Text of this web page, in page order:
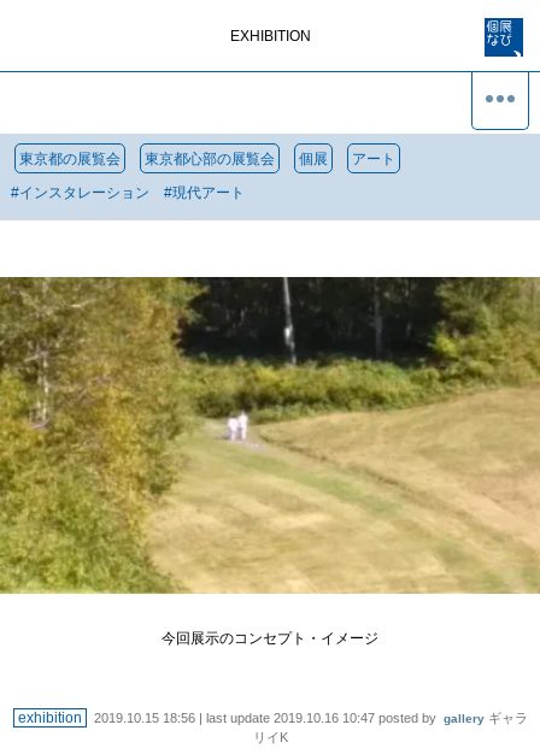
EXHIBITION
東京都の展覧会 東京都心部の展覧会 個展 アート
#インスタレーション #現代アート
今回展示のコンセプト・イメージ
exhibition 2019.10.15 18:56| last update 2019.10.16 10:47posted by gallery ギャラ
リイK